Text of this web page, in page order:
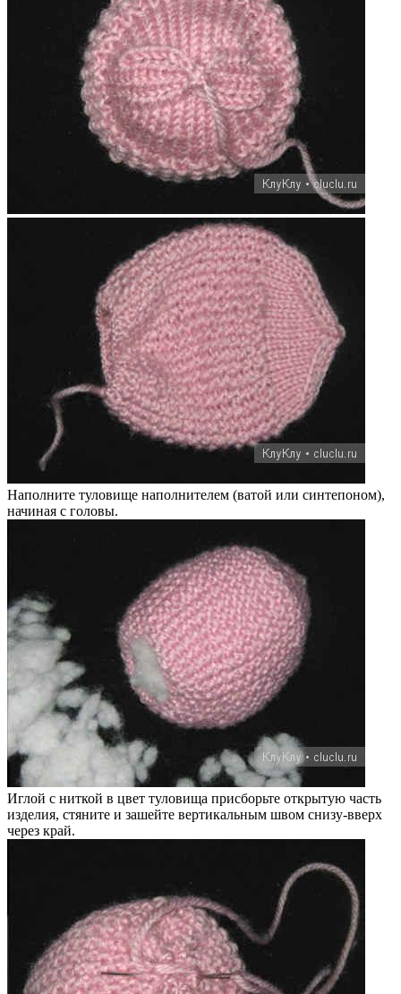
Наполните туловище наполнителем (ватой или синтепоном),
начиная с головы.
Иглой с ниткой в цвет туловища присборьте открытую часть
изделия, стяните и зашейте вертикальным швом снизу-вверх
через край.